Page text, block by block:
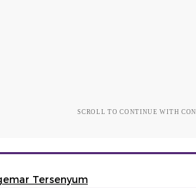
SCROLL TO CONTINUE WITH
Tersenyum